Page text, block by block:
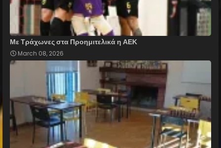
Με Τράχωνες στα Προημιτελικά η ΑΕΚ
March 08, 2026